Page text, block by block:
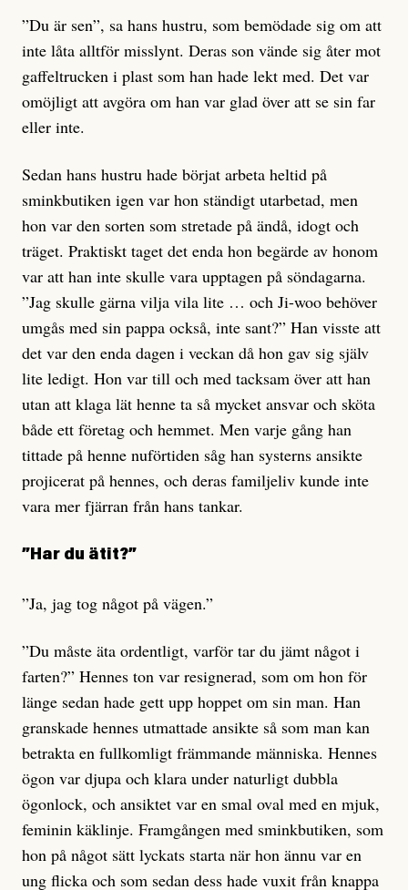
”Du är sen”, sa hans hustru, som bemödade sig om att
inte låta alltför misslynt. Deras son vände sig åter mot
gaffeltrucken i plast som han hade lekt med. Det var
omöjligt att avgöra om han var glad över att se sin far
eller inte.
Sedan hans hustru hade börjat arbeta heltid på
sminkbutiken igen var hon ständigt utarbetad, men
hon var den sorten som stretade på ändå, idogt och
träget. Praktiskt taget det enda hon begärde av honom
var att han inte skulle vara upptagen på söndagarna.
”Jag skulle gärna vilja vila lite … och Ji-woo behöver
umgås med sin pappa också, inte sant?” Han visste att
det var den enda dagen i veckan då hon gav sig själv
lite ledigt. Hon var till och med tacksam över att han
utan att klaga lät henne ta så mycket ansvar och sköta
både ett företag och hemmet. Men varje gång han
tittade på henne nuförtiden såg han systerns ansikte
projicerat på hennes, och deras familjeliv kunde inte
vara mer fjärran från hans tankar.
”Har du ätit?”
”Ja, jag tog något på vägen.”
”Du måste äta ordentligt, varför tar du jämt något i
farten?” Hennes ton var resignerad, som om hon för
länge sedan hade gett upp hoppet om sin man. Han
granskade hennes utmattade ansikte så som man kan
betrakta en fullkomligt främmande människa. Hennes
ögon var djupa och klara under naturligt dubbla
ögonlock, och ansiktet var en smal oval med en mjuk,
feminin käklinje. Framgången med sminkbutiken, som
hon på något sätt lyckats starta när hon ännu var en
ung flicka och som sedan dess hade vuxit från knappa